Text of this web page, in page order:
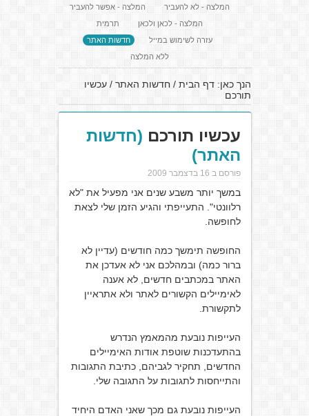
המלצה - לא להעביר
המלצה - אפשר להעביר
המלצה - לכאן ולכאן
תרמית
עזרה לשימוש במייל
חדשות האתר
ללא המלצה
הנך כאן:דף הבית /חדשות האתר /עכשיו
תורכם
עכשיו תורכם (חדשות
האתר)
פורסם ב 16 בדצמבר 2009
במשך יותר משבע שנים אני מפעיל את "לא
רלוונטי". התעייפתי והגיע הזמן שלי לצאת
לחופשה.
החופשה תימשך כמה חודשים (עדיין לא
ברור כמה) ובמהלכם אני לא אעדכן את
האתר במכתבים חדשים, לא אענה
לאימיילים הקשורים לאתר ולא אתראיין
לתקשורת.
העייפות נובעת מהמאמץ הנדרש
בהתעדכנות שוטפת אודות האימיילים
החדשים, תחקיר לגביהם, כתיבת התגובות
והתייחסות לתגובות על התגובה שלי.
העייפות נובעת גם מכך שאני האדם היחיד